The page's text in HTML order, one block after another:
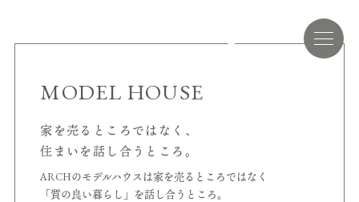
MODEL HOUSE
家を売るところではなく、
住まいを話し合うところ。
ARCHのモデルハウスは家を売るところではなく
「質の良い暮らし」を話し合うところ。